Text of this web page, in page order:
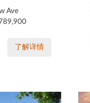
Ave
了解详情